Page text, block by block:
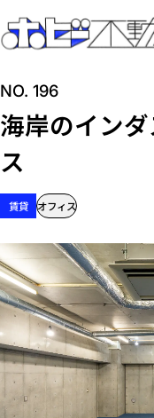
NO. 196
海岸のイン
ス
賃貸 オフィス